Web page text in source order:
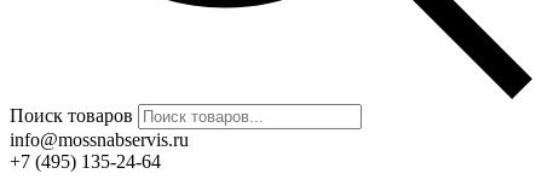
Поиск товаров
info@mossnabservis.ru
+7 (495) 135-24-64